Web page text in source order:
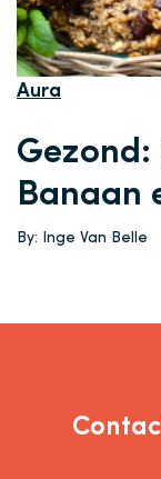
Aura
Gezond:
Banaan
By: Inge Van Belle